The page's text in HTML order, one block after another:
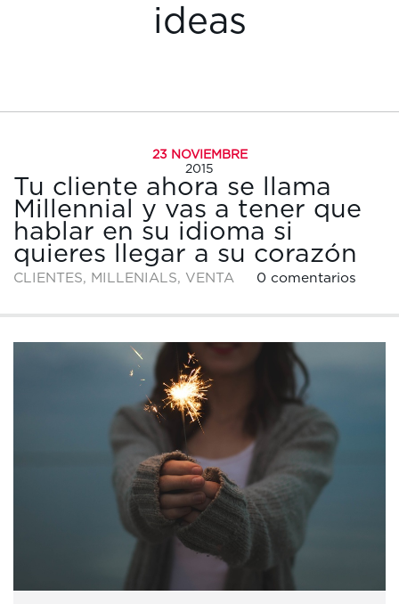
ideas
23 NOVIEMBRE
2015
Tu cliente ahora se llama
Millennial y vas a tener que
hablar en su idioma si
quieres llegar a su corazón
CLIENTES, MILLENIALS, VENTA 0 comentarios